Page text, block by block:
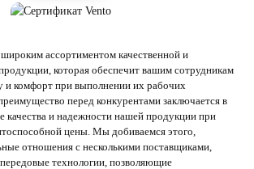
ассортиментом качественной и
которая обеспечит вашим сотрудникам
комфорт при выполнении их рабочих
перед конкурентами заключается в
качества и надежности нашей продукции при
цены. Мы добиваемся этого,
отношения с несколькими поставщиками,
технологии, позволяющие